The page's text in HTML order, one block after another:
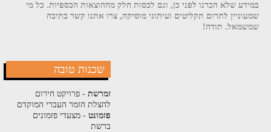
במידע שלא הכרנו לפני כן, וגם לכסות חלק מההוצאות הכספיות. כל מי
שמעוניין לתרום תקליטים ועיתוני מוסיקה, צרו אתנו קשר בתיבה
שמשמאל. תודה!
שכנות טובה
זמרשת- פרויקט חירום
להצלת הזמר העברי המוקדם
פזמונט- מצעדי פזמונים
ברשת